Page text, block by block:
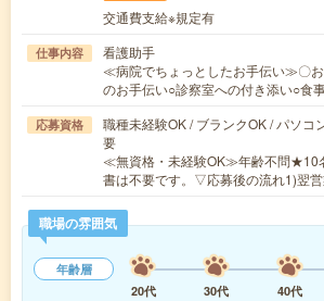
交通費支給※規定有
仕事内容
看護助手
≪病院でちょっとしたお手伝い≫〇
のお手伝い○診察室への付き添い○食
応募資格
職種未経験OK / ブランクOK / パソコ
要
≪無資格・未経験OK≫年齢不問★10
書は不要です。▽応募後の流れ1)翌
職場の雰囲気
年齢層
20代
30代 40代